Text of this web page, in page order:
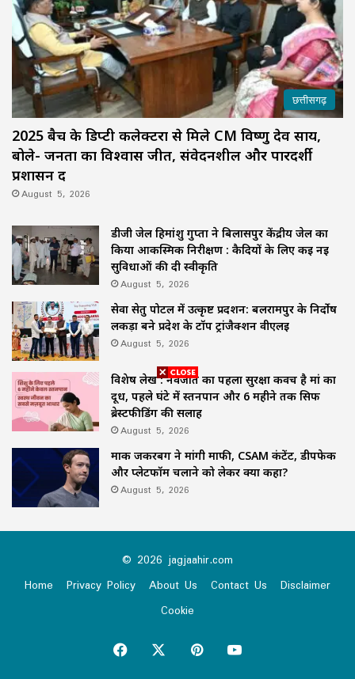
छत्तीसगढ़
2025 बैच के डिप्टी कलेक्टरों से मिले CM विष्णु देव साय,
बोले- जनता का विश्वास जीतें, संवेदनशील और पारदर्शी
प्रशासन दें
August 5, 2026
डीजी जेल हिमांशु गुप्ता ने बिलासपुर केंद्रीय जेल का
किया आकस्मिक निरीक्षण : कैदियों के लिए कई नई
सुविधाओं की दी स्वीकृति
August 5, 2026
सेवा सेतु पोर्टल में उत्कृष्ट प्रदर्शन: बलरामपुर के निर्दोष
लकड़ा बने प्रदेश के टॉप ट्रांजैक्शन वीएलई
August 5, 2026
विशेष लेख : नवजात का पहला सुरक्षा कवच है मां का
दूध, पहले घंटे में स्तनपान और 6 महीने तक सिर्फ
ब्रेस्टफीडिंग की सलाह
August 5, 2026
मार्क जकरबर्ग ने मांगी माफी, CSAM कंटेंट, डीपफेक
और प्लेटफॉर्म चलाने को लेकर क्या कहा?
August 5, 2026
© 2026 jagjaahir.com
Home
Privacy Policy About Us Contact Us
Disclaimer
Cookie
Facebook PinterestYouTube